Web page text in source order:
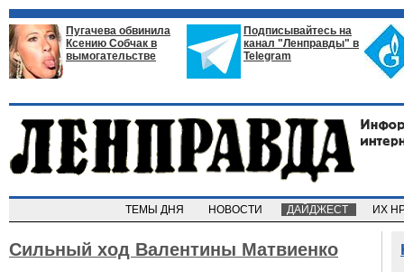
Пугачева обвинила
Ксению Собчак в
вымогательстве
Подписывайтесь на
канал "Ленправды" в
Telegram
ТЕМЫ ДНЯ НОВОСТИ ДАЙДЖЕСТ ИХ
Сильный ход Валентины Матвиенко